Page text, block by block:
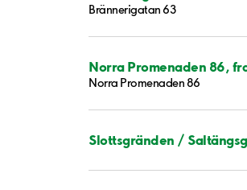
Brännerigatan 63
Norra Promenaden 86,
Norra Promenaden 86
Slottsgränden /